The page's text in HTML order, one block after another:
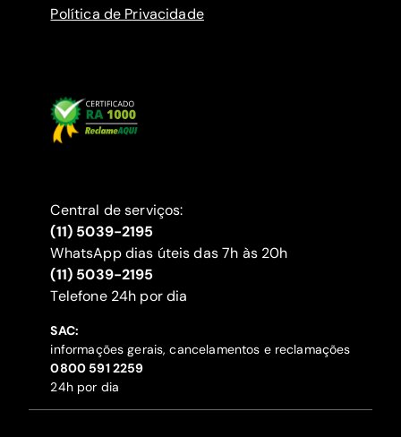
Política de Privacidade
Central de serviços:
(11) 5039-2195
WhatsApp dias úteis das 7h às 20h
(11) 5039-2195
‍Telefone 24h por dia
SAC:
informações gerais, cancelamentos e reclamações
‍0800 591 2259
24h por dia